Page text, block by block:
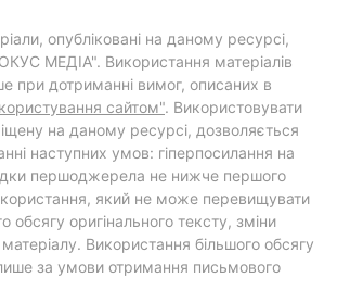
опубліковані на даному ресурсі,
МЕДІА". Використання матеріалів
при дотриманні вимог, описаних в
сайтом". Використовувати
на даному ресурсі, дозволяється
наступних умов: гіперпосилання на
першоджерела не нижче першого
який не може перевищувати
обсягу оригінального тексту, зміни
Використання більшого обсягу
за умови отримання письмового